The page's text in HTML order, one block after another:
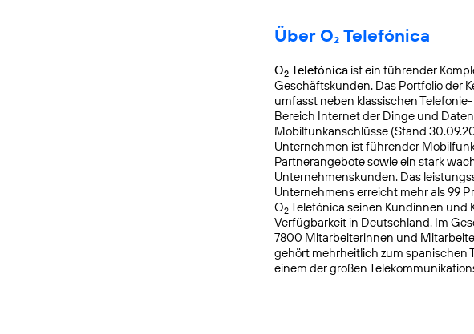
Über O₂ Telefónica
O2 Telefónica ist ein führender
Geschäftskunden. Das Portfolio der
umfasst neben klassischen
Bereich Internet der Dinge und
Mobilfunkanschlüsse (Stand
Unternehmen ist führender
Partnerangebote sowie ein stark
Unternehmenskunden. Das
Unternehmens erreicht mehr als 99
O2Telefónica seinen Kundinnen
Verfügbarkeit in Deutschland. Im
7800 Mitarbeiterinnen und
gehört mehrheitlich zum spanischen
einem der großen